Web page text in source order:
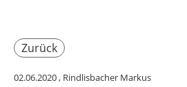
Zurück
02.06.2020, Rindlisbacher Markus